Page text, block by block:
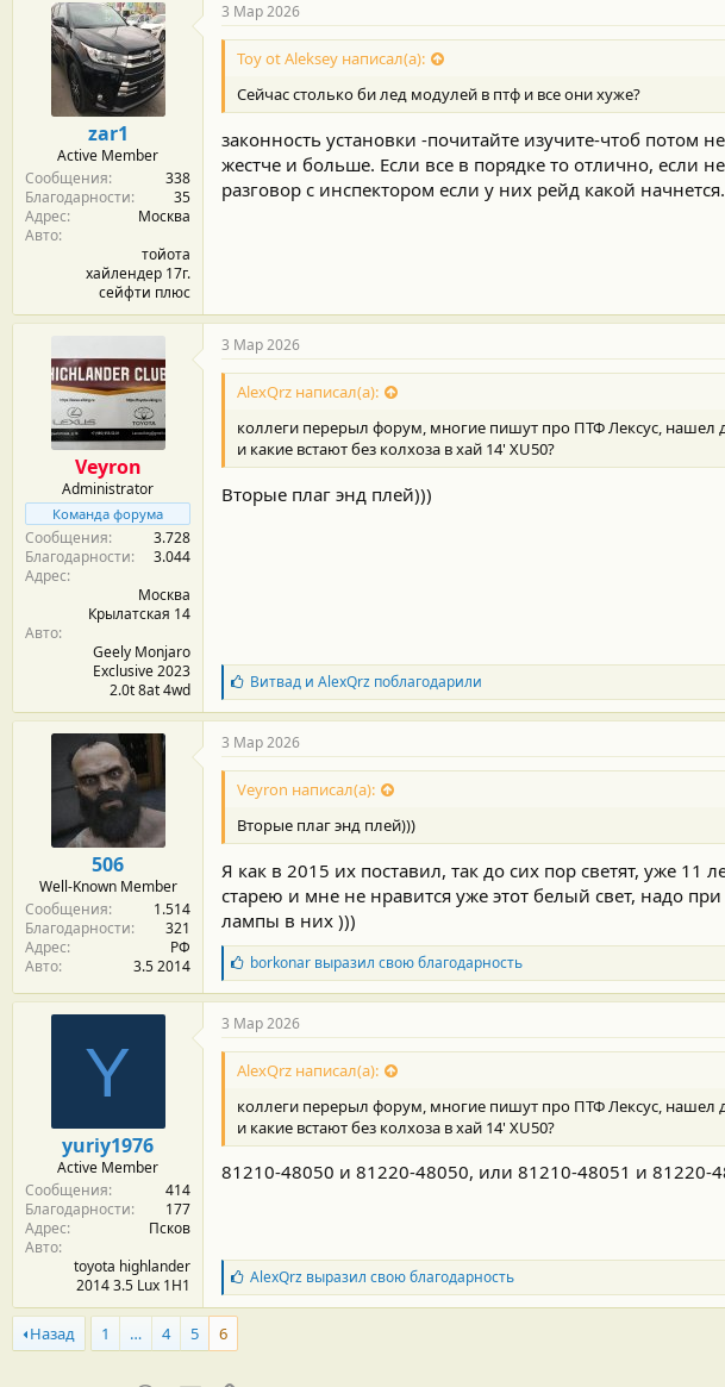
zar1
Active Member
Сообщения
338
Благодарности
35
Адрес
Москва
Авто
тойота
хайлендер 17г.
сейфти плюс
3 Мар 2026
Toy ot Aleksey написал(а):
Сейчас столько би лед модулей в птф и все они хуже?
законность установки -почитайте изучите-чтоб
жестче и больше. Если все в порядке то отлично, если
разговор с инспектором если у них рейд какой начнется.
Veyron
Administrator
Команда форума
Сообщения
3.728
Благодарности
3.044
Адрес
Москва
Крылатская 14
Авто
Geely Monjaro
Exclusive 2023
2.0t 8at 4wd
3 Мар 2026
AlexQrz написал(а):
коллеги перерыл форум, многие пишут про ПТФ Лексус, нашел
и какие встают без колхоза в хай 14' XU50?
Вторые плаг энд плей)))
Б
л
а
г
о
д
а
н
с
т
и
:
Витвади AlexQrzпоблагодарили
506
Well-Known Member
Сообщения
1.514
Благодарности
321
Адрес
РФ
Авто
3.5 2014
3 Мар 2026
Veyron написал(а):
Вторые плаг энд плей)))
Я как в 2015 их поставил, так до сих пор светят, уже 11
старею и мне не нравится уже этот белый свет, надо
лампы в них )))
Б
л
а
г
о
д
а
н
о
с
т
borkonarвыразил свою благодарность
Y
yuriy1976
Active Member
Сообщения
414
Благодарности
177
Адрес
Псков
Авто
toyota highlander
2014 3.5 Lux 1H1
3 Мар 2026
AlexQrz написал(а):
коллеги перерыл форум, многие пишут про ПТФ Лексус, нашел
и какие встают без колхоза в хай 14' XU50?
81210-48050 и 81220-48050, или 81210-48051 и 81220-
Б
л
а
AlexQrzвыразил свою благодарность
Назад 1 … 4 5 6